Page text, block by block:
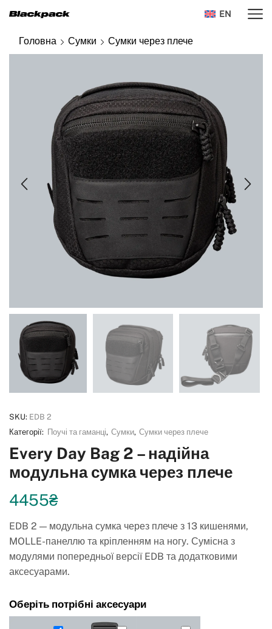
EN
Головна Сумки Сумки через плече
SKU: EDB 2
Категорії: Поучі та гаманці, Сумки, Сумки через плече
Every Day Bag 2 – надійна
модульна сумка через плече
4455₴
EDB 2 — модульна сумка через плече з 13 кишенями,
MOLLE-панеллю та кріпленням на ногу. Сумісна з
модулями попередньої версії EDB та додатковими
аксесуарами.
Оберіть потрібні аксесуари